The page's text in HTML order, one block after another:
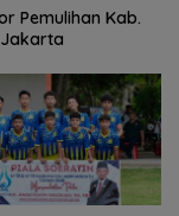
Pemulihan Kab.